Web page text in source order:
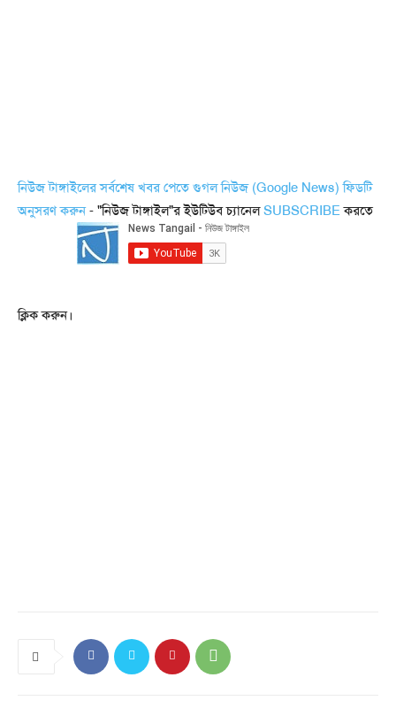
নিউজ টাঙ্গাইলের সর্বশেষ খবর পেতে গুগল নিউজ (Google News) ফিডটি
অনুসরণ করুন- "নিউজ টাঙ্গাইল"র ইউটিউব চ্যানেলSUBSCRIBEকরতে
ক্লিক করুন।